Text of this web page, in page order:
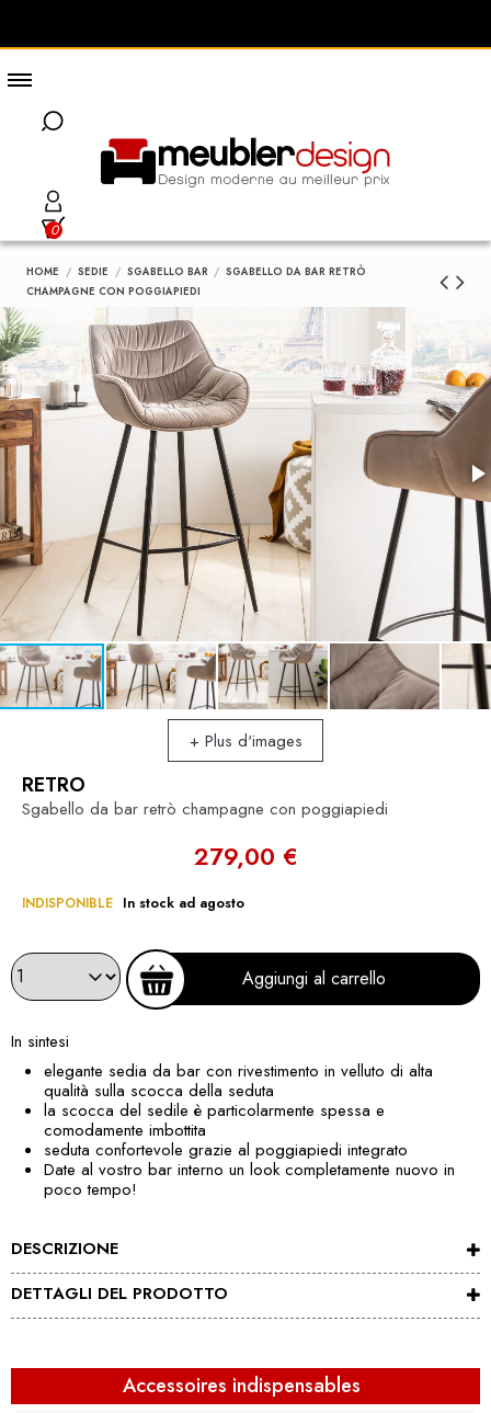
0
HOME SEDIE SGABELLO BAR
SGABELLO DA BAR RETRÒ
CHAMPAGNE CON POGGIAPIEDI
+ Plus d'images
RETRO
Sgabello da bar retrò champagne con poggiapiedi
279,00 €
INDISPONIBLE In stock ad agosto
Aggiungi al carrello
In sintesi
elegante sedia da bar con rivestimento in velluto di alta
qualità sulla scocca della seduta
la scocca del sedile è particolarmente spessa e
comodamente imbottita
seduta confortevole grazie al poggiapiedi integrato
Date al vostro bar interno un look completamente nuovo in
poco tempo!
DESCRIZIONE
DETTAGLI DEL PRODOTTO
Accessoires indispensables